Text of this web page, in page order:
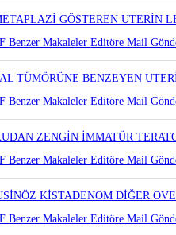
GÖSTEREN UTERİN
Benzer MakalelerEditöre Mail
TÜMÖRÜNE BENZEYEN
Benzer MakalelerEditöre Mail
ZENGİN İMMATÜR
Benzer MakalelerEditöre Mail
KİSTADENOM DİĞER
Benzer MakalelerEditöre Mail